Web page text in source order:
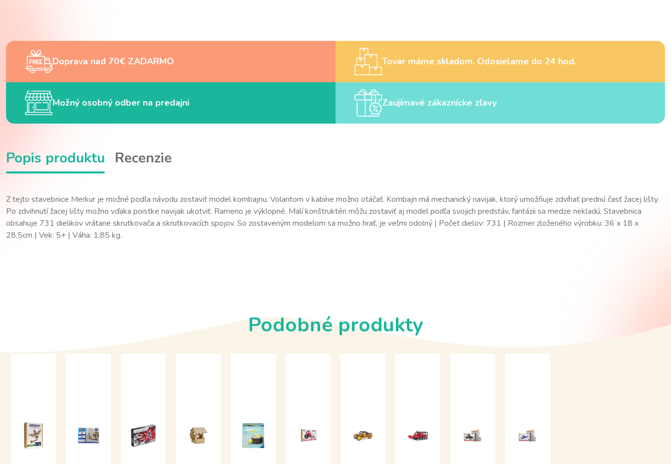
Doprava nad 70€ ZADARMO Tovar máme skladom. Odosielame do 24 hod.
Možný osobný odber na predajni Zaujímavé zákaznícke zľavy
Popis produktu Recenzie
Z tejto stavebnice Merkur je možné podľa návodu zostaviť model kombajnu. Volantom v kabíne možno otáčať. Kombajn má mechanický navijak, ktorý umožňuje zdvíhať prednú časť žacej lišty.
Po zdvihnutí žacej lišty možno vďaka poistke navijak ukotviť. Rameno je výklopné. Malí konštruktéri môžu zostaviť aj model podľa svojich predstáv, fantázii sa medze nekladú. Stavebnica
obsahuje 731 dielikov vrátane skrutkovača a skrutkovacích spojov. So zostaveným modelom sa možno hrať, je veľmi odolný | Počet dielov: 731 | Rozmer zloženého výrobku: 36 x 18 x
28,5cm | Vek: 5+ | Váha: 1,85 kg.
Podobné produkty